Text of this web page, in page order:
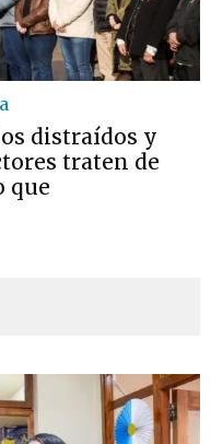
distraídos y
traten de
que